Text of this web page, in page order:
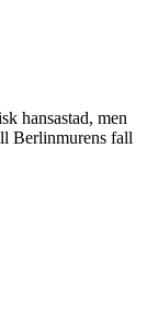
hansastad, men
Berlinmurens fall